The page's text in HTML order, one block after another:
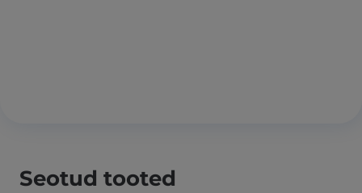
Seotud tooted